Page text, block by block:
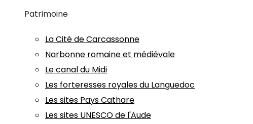
Patrimoine
La Cité de Carcassonne
Narbonne romaine et médiévale
Le canal du Midi
Les forteresses royales du Languedoc
Les sites Pays Cathare
Les sites UNESCO de l'Aude